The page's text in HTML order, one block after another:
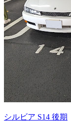
シルビア S14 後期